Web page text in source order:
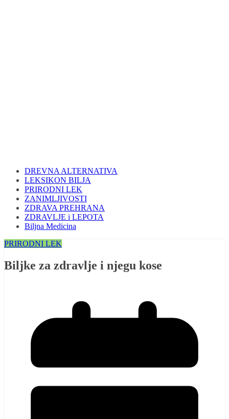
DREVNA ALTERNATIVA
LEKSIKON BILJA
PRIRODNI LEK
ZANIMLJIVOSTI
ZDRAVA PREHRANA
ZDRAVLJE i LEPOTA
Biljna Medicina
PRIRODNI LEK
Biljke za zdravlje i njegu kose